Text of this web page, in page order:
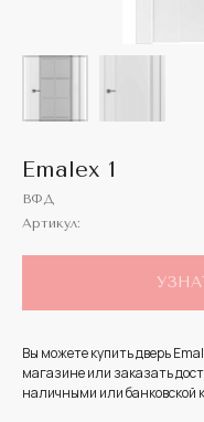
Emalex 1
ВФД
Артикул:
Вы можете купить дверь
магазине или заказать
наличными или банковской